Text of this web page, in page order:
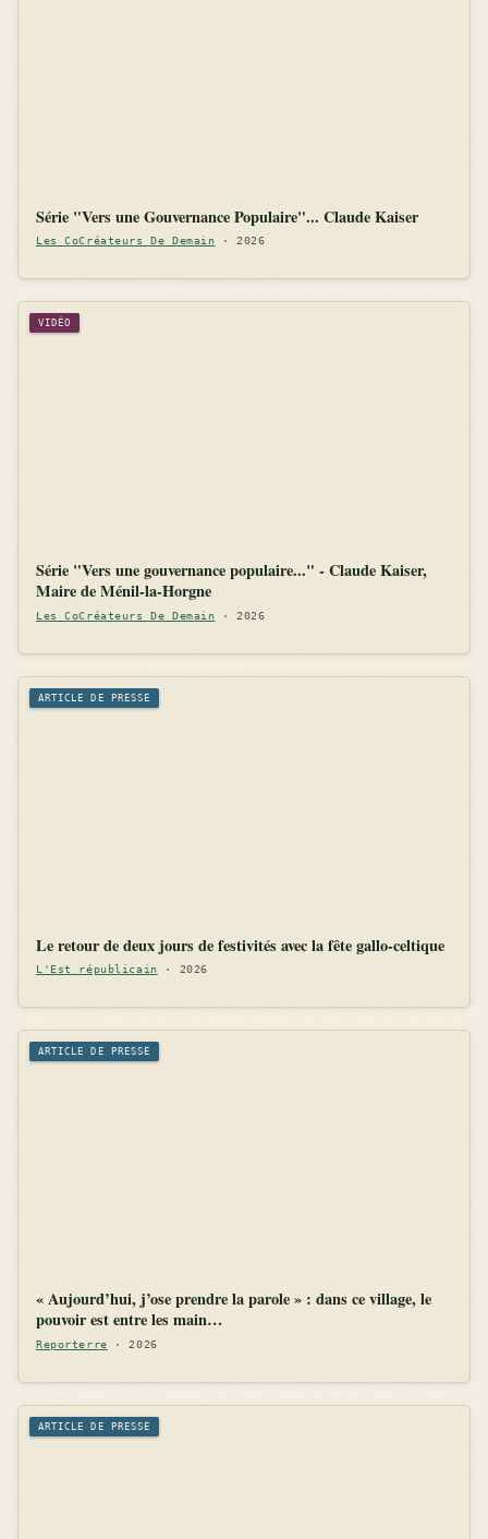
Série "Vers une Gouvernance Populaire"... Claude Kaiser
Les CoCréateurs De Demain · 2026
VIDÉO
Série "Vers une gouvernance populaire..." - Claude Kaiser,
Maire de Ménil-la-Horgne
Les CoCréateurs De Demain · 2026
ARTICLE DE PRESSE
Le retour de deux jours de festivités avec la fête gallo-celtique
L'Est républicain · 2026
ARTICLE DE PRESSE
« Aujourd’hui, j’ose prendre la parole » : dans ce village, le
pouvoir est entre les main…
Reporterre · 2026
ARTICLE DE PRESSE